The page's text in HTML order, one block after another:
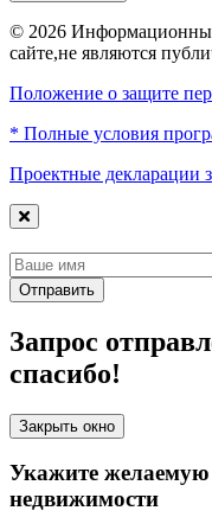
© 2026
сайте,не являются
Положение о защите
* Полные условия
Проектные декларации
Отправить
Запрос
спасибо!
Закрыть окно
Укажите желаемую
недвижимости